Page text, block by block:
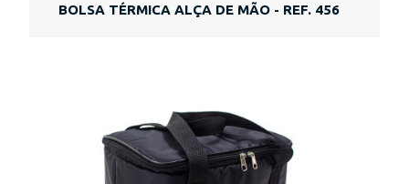
BOLSA TÉRMICA ALÇA DE MÃO - REF. 456